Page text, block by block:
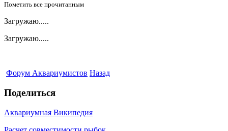
Пометить все прочитанным
Загружаю.....
Загружаю.....
Форум Аквариумистов Назад
Поделиться
Аквариумная Википедия